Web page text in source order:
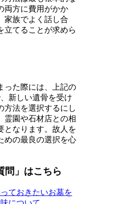
両方に費用がかか
家族でよく話し合
立てることが求めら
った際には、上記の
新しい遺骨を受け
方法を選択するにし
霊園や石材店との相
となります。故人を
めの最良の選択を心
問」はこちら
ておきたいお墓を